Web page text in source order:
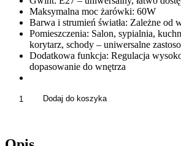
Maksymalna moc żarówki: 60W
Barwa i strumień światła: Zależne od
Pomieszczenia: Salon, sypialnia,
korytarz, schody – uniwersalne
Dodatkowa funkcja: Regulacja
dopasowanie do wnętrza
ilość
Pleciona
Dodaj do koszyka